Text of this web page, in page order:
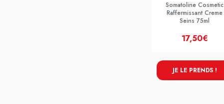
Somatoline Cosmetic
Raffermissant Creme
Seins 75ml
17,50€
JE LE PRENDS !